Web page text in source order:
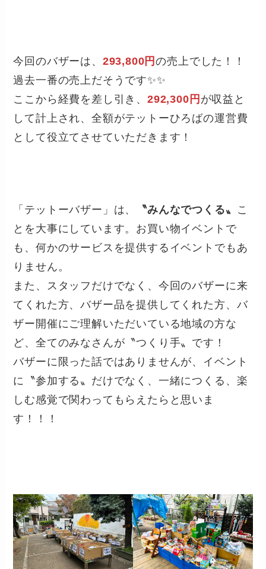
今回のバザーは、 293,800円の売上でした！！
過去一番の売上だそうです✨✨
ここから経費を差し引き、292,300円 が収益と
して計上され、全額がテットーひろばの運営費
として役立てさせていただきます！
「テットーバザー」は、 〝みんなでつくる〟
こ
とを大事にしています。お買い物イベントで
も、何かのサービスを提供するイベントでもあ
りません。
また、スタッフだけでなく、今回のバザーに来
てくれた方、バザー品を提供してくれた方、バ
ザー開催にご理解いただいている地域の方な
ど、全てのみなさんが〝つくり手〟です！
バザーに限った話ではありませんが、イベント
に〝参加する〟だけでなく、一緒につくる、楽
しむ感覚で関わってもらえたらと思いま
す！！！